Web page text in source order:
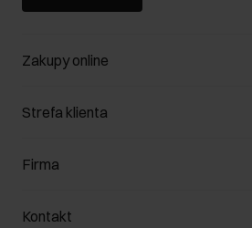
Zakupy online
Zarządzaj cookies
Formy płatności
Jak dokonać zwrotu?
Strefa klienta
Klub Klienta
Zwróć produkty
Firma
O nas
Kontakt